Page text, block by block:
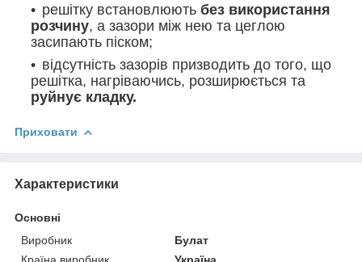
решітку встановлюють без використання
розчину, а зазори між нею та цеглою
засипають піском;
відсутність зазорів призводить до того, що
решітка, нагріваючись, розширюється та
руйнує кладку.
Приховати
Характеристики
Основні
Виробник
Булат
Країна виробник
Україна